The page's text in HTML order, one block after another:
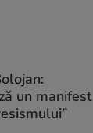
un manifest